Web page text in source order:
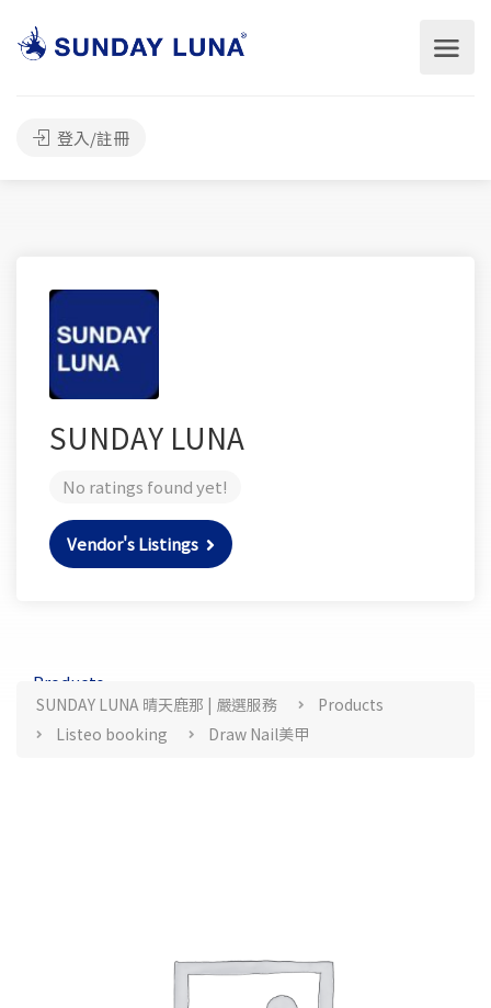
登入/註冊
SUNDAY LUNA
No ratings found yet!
Vendor's Listings
Products
SUNDAY LUNA 晴天鹿那 | 嚴選服務
Products
Listeo booking
Draw Nail美甲